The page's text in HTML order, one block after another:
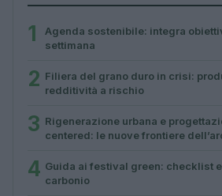
1
Agenda sostenibile: integra
settimana
2 Filiera del grano duro in crisi:
redditività a rischio
3 Rigenerazione urbana e
centered: le nuove frontiere
4 Guida ai festival green: checklist
carbonio